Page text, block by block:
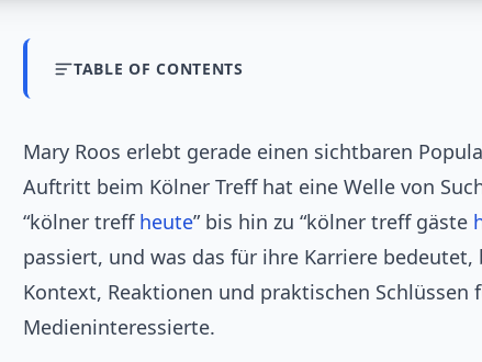
TABLE OF CONTENTS
Mary Roos erlebt gerade einen sichtbaren
Auftritt beim Kölner Treff hat eine Welle von
“kölner treff heute” bis hin zu “kölner treff gäste
passiert, und was das für ihre Karriere
Kontext, Reaktionen und praktischen Schlüssen
Medieninteressierte.